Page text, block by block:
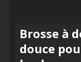
Brosse à
douce